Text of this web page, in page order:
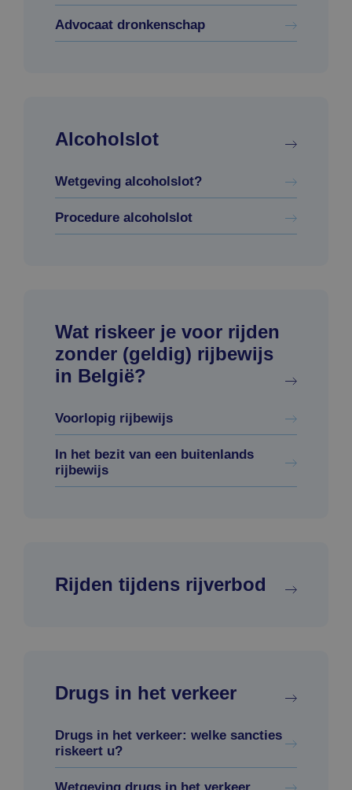
Advocaat dronkenschap
Alcoholslot
Wetgeving alcoholslot?
Procedure alcoholslot
Wat riskeer je voor rijden
zonder (geldig) rijbewijs
in België?
Voorlopig rijbewijs
In het bezit van een buitenlands
rijbewijs
Rijden tijdens rijverbod
Drugs in het verkeer
Drugs in het verkeer: welke sancties
riskeert u?
Wetgeving drugs in het verkeer